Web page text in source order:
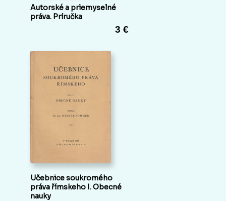
Autorské a priemyselné
práva. Príručka
3 €
Učebnice soukromého
práva římskeho I. Obecné
nauky